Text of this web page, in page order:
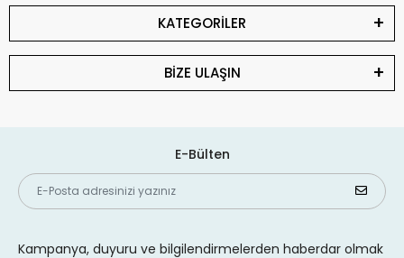
KATEGORİLER
BİZE ULAŞIN
E-Bülten
Kampanya, duyuru ve bilgilendirmelerden haberdar olmak